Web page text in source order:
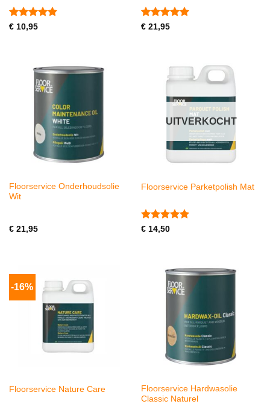
Gewaardeerd
€10,95
Gewaardeerd
€21,95
Floorservice Onderhoudsolie
Wit
€21,95
UITVERKOCHT
Floorservice Parketpolish Mat
Gewaardeerd
€14,50
-16%
Floorservice Nature Care
Floorservice Hardwasolie
Classic Naturel